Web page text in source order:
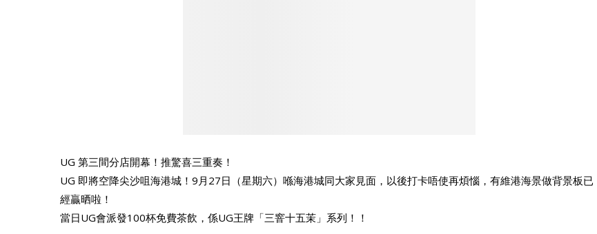
UG 第三間分店開幕！推驚喜三重奏！
UG 即將空降尖沙咀海港城！9月27日（星期六）喺海港城同大家見面，以後打卡唔使再煩惱，有維港海景做背景板已
經贏晒啦！
當日UG會派發100杯免費茶飲，係UG王牌「三窨十五茉」系列！！